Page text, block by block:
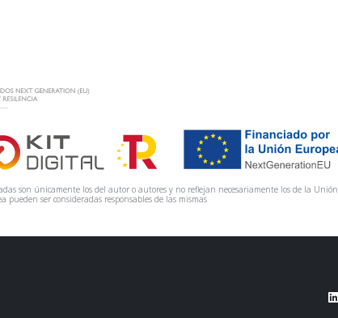
son únicamente los del autor o autores y no reflejan necesariamente los de la Unión
ser consideradas responsables de las mismas